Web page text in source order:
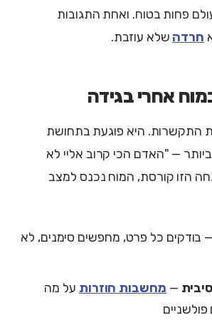
פחות בטוח. ואחת התגובות
חרדה שלא עוזבת.
אחרי בגידה
התקשרות. היא פוגעת בתחושת
— "האדם הכי קרוב אליי לא
הזו קורסת, המוח נכנס למצב
— בודקים כל פרט, מחפשים סימנים, לא
— מחשבות חוזרות על מה